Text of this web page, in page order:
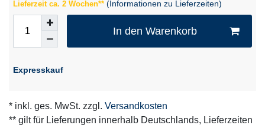
Lieferzeit ca. 2 Wochen** (Informationen zu Lieferzeiten)
In den Warenkorb
Expresskauf
* inkl. ges. MwSt. zzgl. Versandkosten
** gilt für Lieferungen innerhalb Deutschlands, Lieferzeiten